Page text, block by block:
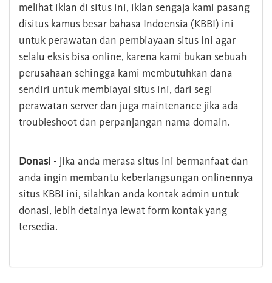
melihat iklan di situs ini, iklan sengaja kami pasang
disitus kamus besar bahasa Indoensia (KBBI) ini
untuk perawatan dan pembiayaan situs ini agar
selalu eksis bisa online, karena kami bukan sebuah
perusahaan sehingga kami membutuhkan dana
sendiri untuk membiayai situs ini, dari segi
perawatan server dan juga maintenance jika ada
troubleshoot dan perpanjangan nama domain.
Donasi - jika anda merasa situs ini bermanfaat dan
anda ingin membantu keberlangsungan onlinennya
situs KBBI ini, silahkan anda kontak admin untuk
donasi, lebih detainya lewat form kontak yang
tersedia.